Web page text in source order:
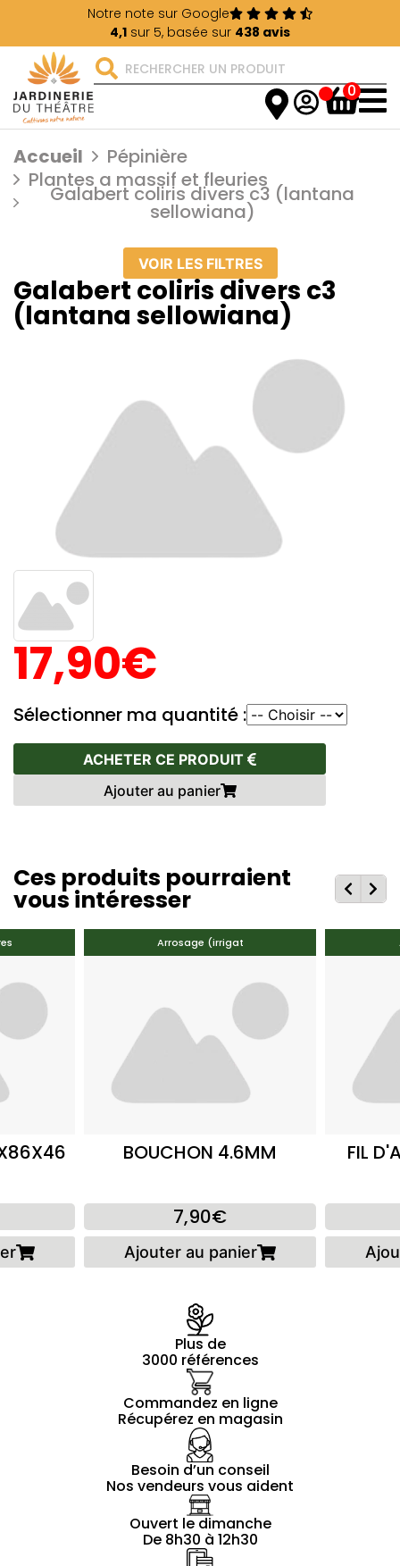
Notre note sur Google
4,1 sur 5, basée sur 438 avis
0
Accueil
Pépinière
Plantes a massif et fleuries
Galabert coliris divers c3 (lantana
sellowiana)
VOIR LES FILTRES
Galabert coliris divers c3
(lantana sellowiana)
17,90€
Sélectionner ma quantité :
ACHETER CE PRODUIT
Ajouter au panier
Ces produits pourraient
vous intéresser
Arrosage (irrigat
BOUCHON 4.6MM
7,90€
Ajouter au panier
FIL
Plus de
3000 références
Commandez en ligne
Récupérez en magasin
Besoin d’un conseil
Nos vendeurs vous aident
Ouvert le dimanche
De 8h30 à 12h30